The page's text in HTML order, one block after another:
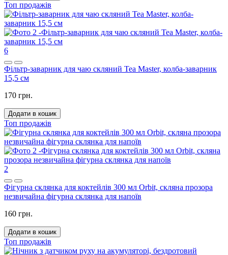
Топ продажів
6
Фільтр-заварник для чаю скляний Tea Master, колба-заварник
15,5 см
170 грн.
Додати в кошик
Топ продажів
2
Фігурна склянка для коктейлів 300 мл Orbit, скляна прозора
незвичайна фігурна склянка для напоїв
160 грн.
Додати в кошик
Топ продажів